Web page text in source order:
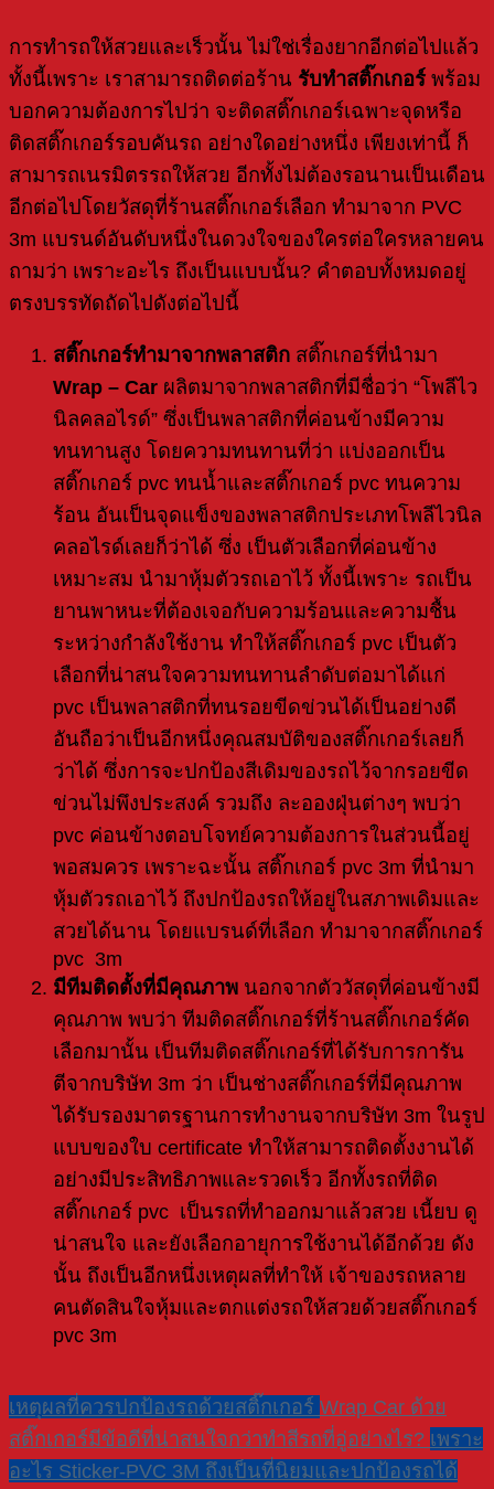
การทำรถให้สวยและเร็วนั้น ไม่ใช่เรื่องยากอีกต่อไปแล้ว
ทั้งนี้เพราะ เราสามารถติดต่อร้าน รับทำสติ๊กเกอร์ พร้อม
บอกความต้องการไปว่า จะติดสติ๊กเกอร์เฉพาะจุดหรือ
ติดสติ๊กเกอร์รอบคันรถ อย่างใดอย่างหนึ่ง เพียงเท่านี้ ก็
สามารถเนรมิตรรถให้สวย อีกทั้งไม่ต้องรอนานเป็นเดือน
อีกต่อไปโดยวัสดุที่ร้านสติ๊กเกอร์เลือก ทำมาจาก PVC
3m แบรนด์อันดับหนึ่งในดวงใจของใครต่อใครหลายคน
ถามว่า เพราะอะไร ถึงเป็นแบบนั้น? คำตอบทั้งหมดอยู่
ตรงบรรทัดถัดไปดังต่อไปนี้
สติ๊กเกอร์ทำมาจากพลาสติก สติ๊กเกอร์ที่นำมา
Wrap – Car ผลิตมาจากพลาสติกที่มีชื่อว่า “โพลีไว
นิลคลอไรด์” ซึ่งเป็นพลาสติกที่ค่อนข้างมีความ
ทนทานสูง โดยความทนทานที่ว่า แบ่งออกเป็น
สติ๊กเกอร์ pvc ทนน้ำและสติ๊กเกอร์ pvc ทนความ
ร้อน อันเป็นจุดแข็งของพลาสติกประเภทโพลีไวนิล
คลอไรด์เลยก็ว่าได้ ซึ่ง เป็นตัวเลือกที่ค่อนข้าง
เหมาะสม นำมาหุ้มตัวรถเอาไว้ ทั้งนี้เพราะ รถเป็น
ยานพาหนะที่ต้องเจอกับความร้อนและความชื้น
ระหว่างกำลังใช้งาน ทำให้สติ๊กเกอร์ pvc เป็นตัว
เลือกที่น่าสนใจความทนทานลำดับต่อมาได้แก่
pvc เป็นพลาสติกที่ทนรอยขีดข่วนได้เป็นอย่างดี
อันถือว่าเป็นอีกหนึ่งคุณสมบัติของสติ๊กเกอร์เลยก็
ว่าได้ ซึ่งการจะปกป้องสีเดิมของรถไว้จากรอยขีด
ข่วนไม่พึงประสงค์ รวมถึง ละอองฝุ่นต่างๆ พบว่า
pvc ค่อนข้างตอบโจทย์ความต้องการในส่วนนี้อยู่
พอสมควร เพราะฉะนั้น สติ๊กเกอร์ pvc 3m ที่นำมา
หุ้มตัวรถเอาไว้ ถึงปกป้องรถให้อยู่ในสภาพเดิมและ
สวยได้นาน โดยแบรนด์ที่เลือก ทำมาจากสติ๊กเกอร์
pvc 3m
มีทีมติดตั้งที่มีคุณภาพ นอกจากตัววัสดุที่ค่อนข้างมี
คุณภาพ พบว่า ทีมติดสติ๊กเกอร์ที่ร้านสติ๊กเกอร์คัด
เลือกมานั้น เป็นทีมติดสติ๊กเกอร์ที่ได้รับการการัน
ตีจากบริษัท 3m ว่า เป็นช่างสติ๊กเกอร์ที่มีคุณภาพ
ได้รับรองมาตรฐานการทำงานจากบริษัท 3m ในรูป
แบบของใบ certificate ทำให้สามารถติดตั้งงานได้
อย่างมีประสิทธิภาพและรวดเร็ว อีกทั้งรถที่ติด
สติ๊กเกอร์ pvc เป็นรถที่ทำออกมาแล้วสวย เนี้ยบ ดู
น่าสนใจ และยังเลือกอายุการใช้งานได้อีกด้วย ดัง
นั้น ถึงเป็นอีกหนึ่งเหตุผลที่ทำให้ เจ้าของรถหลาย
คนตัดสินใจหุ้มและตกแต่งรถให้สวยด้วยสติ๊กเกอร์
pvc 3m
เหตุผลที่ควรปกป้องรถด้วยสติ๊กเกอร์ Wrap Car ด้วย
สติ๊กเกอร์มีข้อดีที่น่าสนใจกว่าทำสีรถที่อู่อย่างไร? เพราะ
อะไร Sticker-PVC 3M ถึงเป็นที่นิยมและปกป้องรถได้